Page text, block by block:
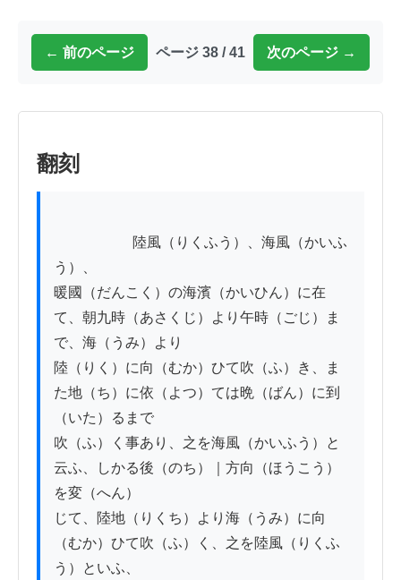
← 前のページ ページ 38 / 41 次のページ →
翻刻
う）、
暖國（だんこく）の海濱（かいひん）に在
て、朝九時（あさくじ）より午時（ごじ）ま
で、海（うみ）より
陸（りく）に向（むか）ひて吹（ふ）き、ま
た地（ち）に依（よつ）ては晩（ばん）に到
（いた）るまで
吹（ふ）く事あり、之を海風（かいふう）と
云ふ、しかる後（のち）｜方向（ほうこう）
を変（へん）
じて、陸地（りくち）より海（うみ）に向
（むか）ひて吹（ふ）く、之を陸風（りくふ
う）といふ、